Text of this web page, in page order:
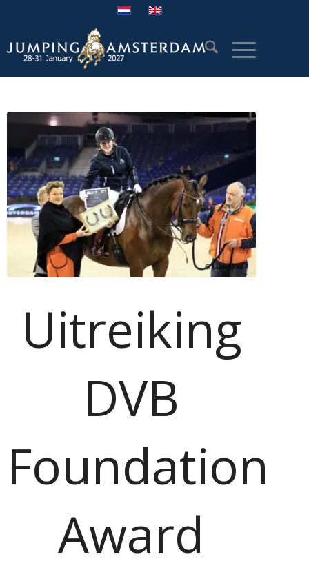
Uitreiking
DVB
Foundation
Award